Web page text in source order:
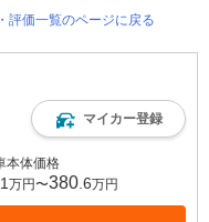
評価一覧のページに戻る
マイカー登録
本体価格
.1 万円〜380 .6万円